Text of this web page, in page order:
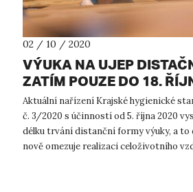
02 / 10 / 2020
VÝUKA NA UJEP
ZATÍM POUZE DO 18.
Aktuální nařízení Krajské hygienické
č. 3/2020 s účinností od 5. října 2020
délku trvání distanční formy výuky, a to
nově omezuje realizaci celoživotního